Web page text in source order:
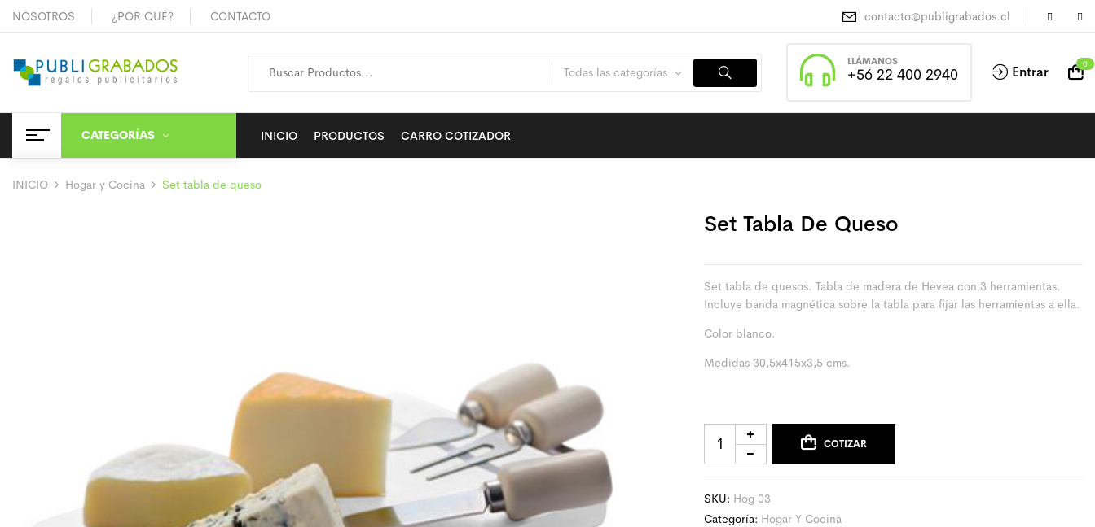
NOSOTROS ¿POR QUÉ? CONTACTO contacto@publigrabados.cl
Todas las categorías
LLÁMANOS
+56 22 400 2940 Entrar 0
CATEGORÍAS INICIO PRODUCTOS CARRO COTIZADOR
INICIO Hogar y Cocina Set tabla de queso
Set Tabla De Queso
Set tabla de quesos. Tabla de madera de Hevea con 3 herramientas.
Incluye banda magnética sobre la tabla para fijar las herramientas a ella.
Color blanco.
Medidas 30,5x415x3,5 cms.
COTIZAR
SKU: Hog 03
Categoría: Hogar Y Cocina